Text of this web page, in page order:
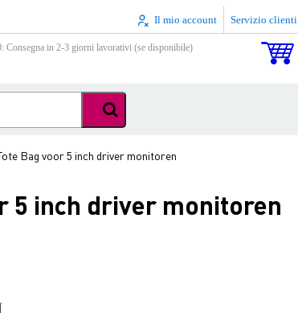
Il mio account Servizio clienti
Consegna in 2-3 giorni lavorativi (se disponibile)
Bag voor 5 inch driver monitoren
5 inch driver monitoren